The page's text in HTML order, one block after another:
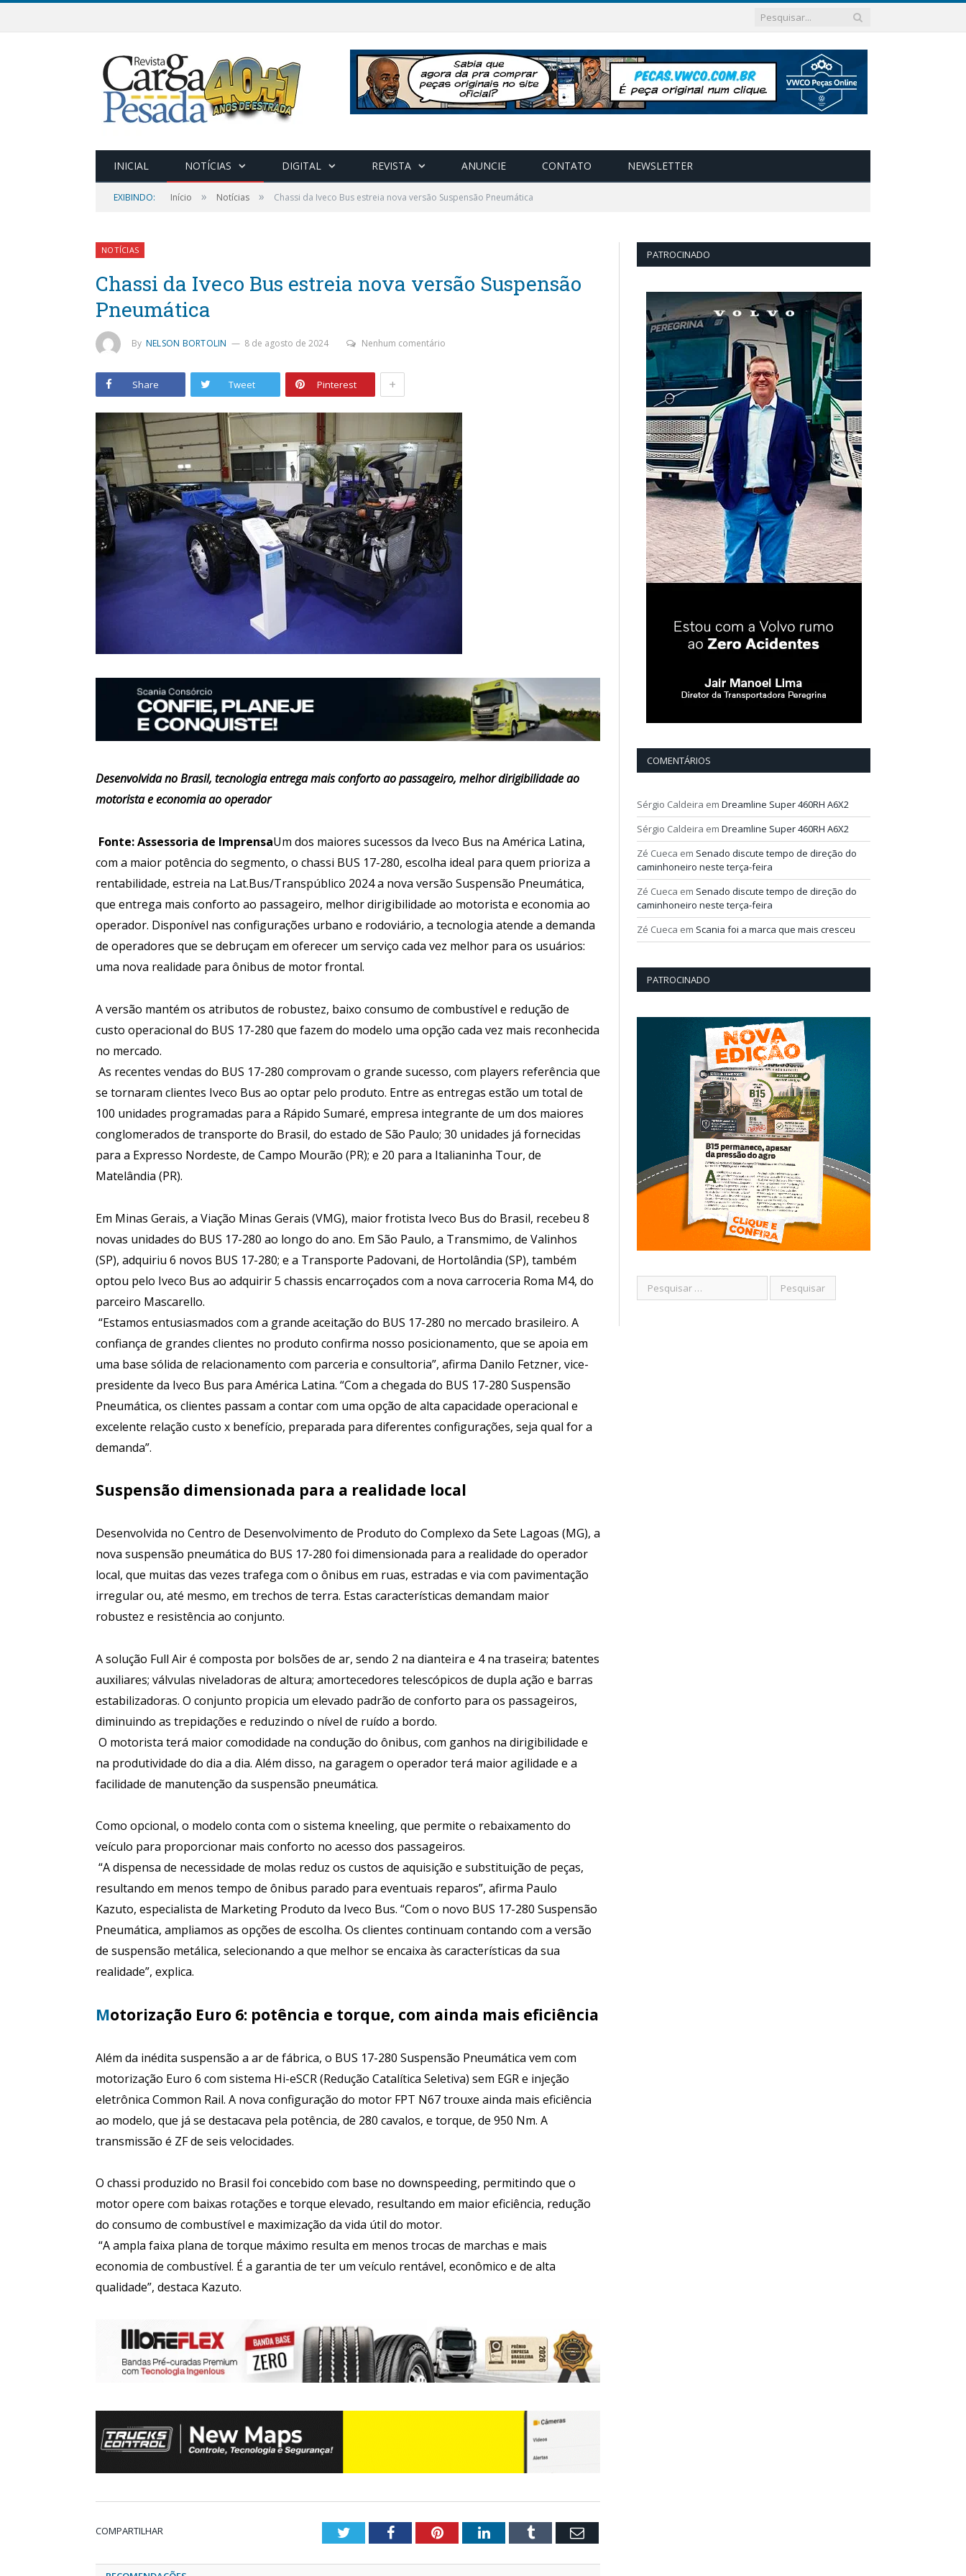
INICIAL NOTÍCIAS DIGITAL REVISTA ANUNCIE CONTATO NEWSLETTER
EXIBINDO: Início » Notícias » Chassi da Iveco Bus estreia nova versão Suspensão Pneumática
NOTÍCIAS
Chassi da Iveco Bus estreia nova versão Suspensão
Pneumática
By NELSON BORTOLIN 8 de agosto de 2024 Nenhum comentário
Share Tweet Pinterest +
Desenvolvida no Brasil, tecnologia entrega mais conforto ao passageiro, melhor dirigibilidade ao
motorista e economia ao operador
Fonte: Assessoria de ImprensaUm dos maiores sucessos da Iveco Bus na América Latina,
com a maior potência do segmento, o chassi BUS 17-280, escolha ideal para quem prioriza a
rentabilidade, estreia na Lat.Bus/Transpúblico 2024 a nova versão Suspensão Pneumática,
que entrega mais conforto ao passageiro, melhor dirigibilidade ao motorista e economia ao
operador. Disponível nas configurações urbano e rodoviário, a tecnologia atende a demanda
de operadores que se debruçam em oferecer um serviço cada vez melhor para os usuários:
uma nova realidade para ônibus de motor frontal.
A versão mantém os atributos de robustez, baixo consumo de combustível e redução de
custo operacional do BUS 17-280 que fazem do modelo uma opção cada vez mais reconhecida
no mercado.
As recentes vendas do BUS 17-280 comprovam o grande sucesso, com players referência que
se tornaram clientes Iveco Bus ao optar pelo produto. Entre as entregas estão um total de
100 unidades programadas para a Rápido Sumaré, empresa integrante de um dos maiores
conglomerados de transporte do Brasil, do estado de São Paulo; 30 unidades já fornecidas
para a Expresso Nordeste, de Campo Mourão (PR); e 20 para a Italianinha Tour, de
Matelândia (PR).
Em Minas Gerais, a Viação Minas Gerais (VMG), maior frotista Iveco Bus do Brasil, recebeu 8
novas unidades do BUS 17-280 ao longo do ano. Em São Paulo, a Transmimo, de Valinhos
(SP), adquiriu 6 novos BUS 17-280; e a Transporte Padovani, de Hortolândia (SP), também
optou pelo Iveco Bus ao adquirir 5 chassis encarroçados com a nova carroceria Roma M4, do
parceiro Mascarello.
“Estamos entusiasmados com a grande aceitação do BUS 17-280 no mercado brasileiro. A
confiança de grandes clientes no produto confirma nosso posicionamento, que se apoia em
uma base sólida de relacionamento com parceria e consultoria”, afirma Danilo Fetzner, vice-
presidente da Iveco Bus para América Latina. “Com a chegada do BUS 17-280 Suspensão
Pneumática, os clientes passam a contar com uma opção de alta capacidade operacional e
excelente relação custo x benefício, preparada para diferentes configurações, seja qual for a
demanda”.
Suspensão dimensionada para a realidade local
Desenvolvida no Centro de Desenvolvimento de Produto do Complexo da Sete Lagoas (MG), a
nova suspensão pneumática do BUS 17-280 foi dimensionada para a realidade do operador
local, que muitas das vezes trafega com o ônibus em ruas, estradas e via com pavimentação
irregular ou, até mesmo, em trechos de terra. Estas características demandam maior
robustez e resistência ao conjunto.
A solução Full Air é composta por bolsões de ar, sendo 2 na dianteira e 4 na traseira; batentes
auxiliares; válvulas niveladoras de altura; amortecedores telescópicos de dupla ação e barras
estabilizadoras. O conjunto propicia um elevado padrão de conforto para os passageiros,
diminuindo as trepidações e reduzindo o nível de ruído a bordo.
O motorista terá maior comodidade na condução do ônibus, com ganhos na dirigibilidade e
na produtividade do dia a dia. Além disso, na garagem o operador terá maior agilidade e a
facilidade de manutenção da suspensão pneumática.
Como opcional, o modelo conta com o sistema kneeling, que permite o rebaixamento do
veículo para proporcionar mais conforto no acesso dos passageiros.
“A dispensa de necessidade de molas reduz os custos de aquisição e substituição de peças,
resultando em menos tempo de ônibus parado para eventuais reparos”, afirma Paulo
Kazuto, especialista de Marketing Produto da Iveco Bus. “Com o novo BUS 17-280 Suspensão
Pneumática, ampliamos as opções de escolha. Os clientes continuam contando com a versão
de suspensão metálica, selecionando a que melhor se encaixa às características da sua
realidade”, explica.
Motorização Euro 6: potência e torque, com ainda mais eficiência
Além da inédita suspensão a ar de fábrica, o BUS 17-280 Suspensão Pneumática vem com
motorização Euro 6 com sistema Hi-eSCR (Redução Catalítica Seletiva) sem EGR e injeção
eletrônica Common Rail. A nova configuração do motor FPT N67 trouxe ainda mais eficiência
ao modelo, que já se destacava pela potência, de 280 cavalos, e torque, de 950 Nm. A
transmissão é ZF de seis velocidades.
O chassi produzido no Brasil foi concebido com base no downspeeding, permitindo que o
motor opere com baixas rotações e torque elevado, resultando em maior eficiência, redução
do consumo de combustível e maximização da vida útil do motor.
“A ampla faixa plana de torque máximo resulta em menos trocas de marchas e mais
economia de combustível. É a garantia de ter um veículo rentável, econômico e de alta
qualidade”, destaca Kazuto.
COMPARTILHAR TwitterFacebookPinterestLinkedInTumblr Email
PATROCINADO
COMENTÁRIOS
Sérgio Caldeira em Dreamline Super 460RH A6X2
Sérgio Caldeira em Dreamline Super 460RH A6X2
Zé Cueca em Senado discute tempo de direção do
caminhoneiro neste terça-feira
Zé Cueca em Senado discute tempo de direção do
caminhoneiro neste terça-feira
Zé Cueca em Scania foi a marca que mais cresceu
PATROCINADO